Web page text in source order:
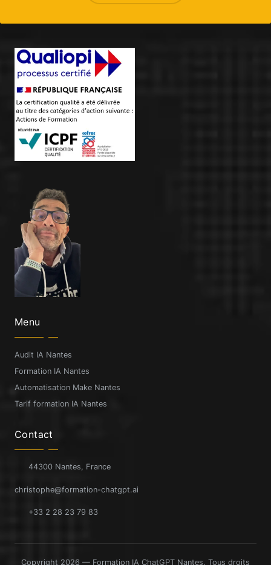
Menu
Audit IA Nantes
Formation IA Nantes
Automatisation Make Nantes
Tarif formation IA Nantes
Contact
44300 Nantes, France
christophe@formation-chatgpt.ai
+33 2 28 23 79 83
Copyright 2026 — Formation IA ChatGPT Nantes. Tous droits